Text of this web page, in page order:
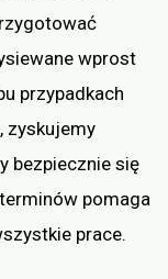
wprost
przypadkach
zyskujemy
bezpiecznie się
pomaga
prace.